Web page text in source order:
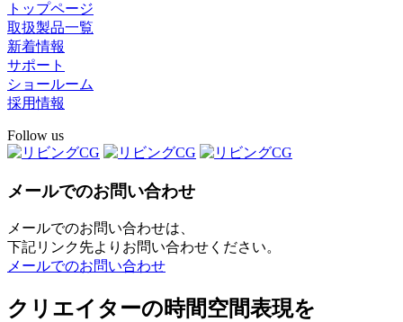
トップページ
取扱製品一覧
新着情報
サポート
ショールーム
採用情報
Follow us
メールでのお問い合わせ
メールでのお問い合わせは、
下記リンク先よりお問い合わせください。
メールでのお問い合わせ
クリエイターの時間空間表現を